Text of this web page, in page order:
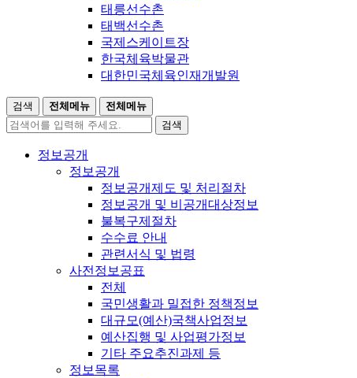
태릉선수촌
태백선수촌
국제스케이트장
한국체육박물관
대한민국체육인재개발원
검색 전체메뉴
전체메뉴
검색
정보공개
정보공개
정보공개제도 및 처리절차
정보공개 및 비공개대상정보
불복구제절차
수수료 안내
관련서식 및 법령
사전정보공표
전체
국민생활과 밀접한 정책정보
대규모(예산)국책사업정보
예산집행 및 사업평가정보
기타 주요추진과제 등
정보목록